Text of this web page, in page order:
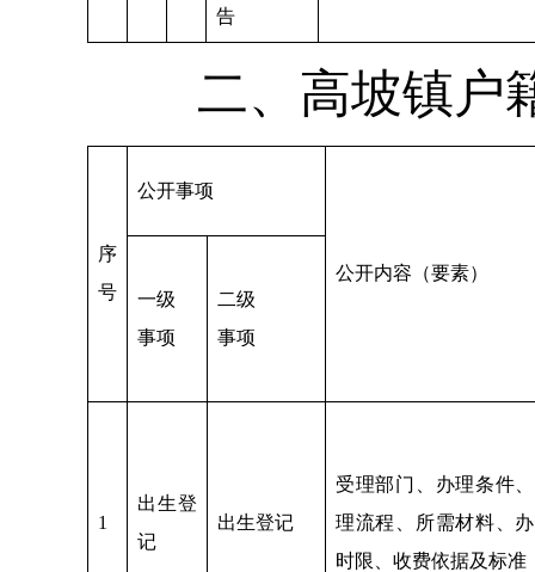
告
二、高坡镇户
序
号
公开事项
公开内容（要素）
一级
事项
二级
事项
1
出生登
记
出生登记
受理部门、办理条件
理流程、所需材料、
时限、收费依据及标准